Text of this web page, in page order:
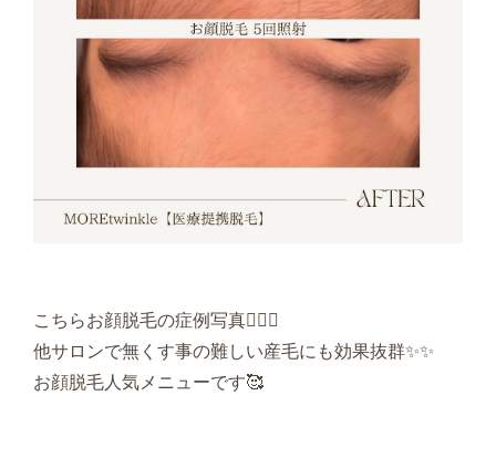
こちらお顔脱毛の症例写真💁🏻‍♀️
他サロンで無くす事の難しい産毛にも効果抜群✨✨
お顔脱毛人気メニューです🥰